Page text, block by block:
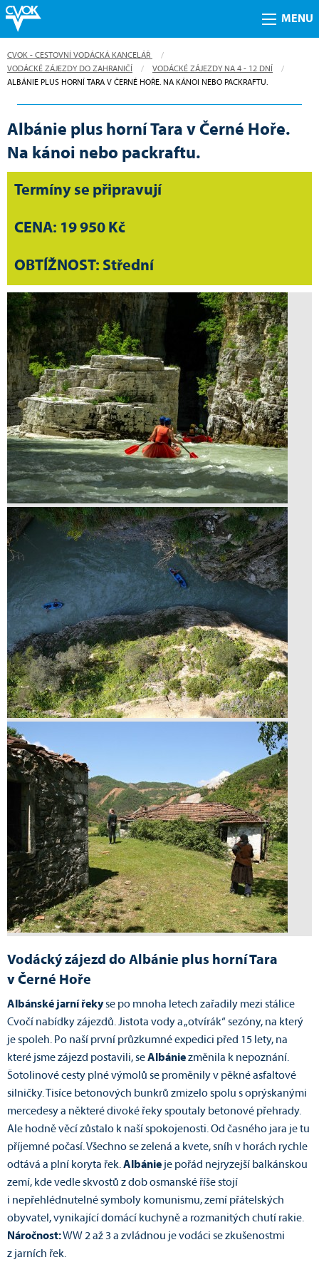
MENU
CVOK - CESTOVNÍ VODÁCKÁ KANCELÁŘ
VODÁCKÉ ZÁJEZDY DO ZAHRANIČÍ
VODÁCKÉ ZÁJEZDY NA 4 - 12 DNÍ
CURRENT:
ALBÁNIE PLUS HORNÍ TARA V ČERNÉ HOŘE. NA KÁNOI NEBO PACKRAFTU.
Albánie plus horní Tara v Černé Hoře.
Na kánoi nebo packraftu.
Termíny se připravují
CENA: 19 950 Kč
OBTÍŽNOST: Střední
Vodácký zájezd do Albánie plus horní Tara
v Černé Hoře
Albánské jarní řekyse po mnoha letech zařadily mezi stálice
Cvočí nabídky zájezdů. Jistota vody a „otvírák“ sezóny, na který
je spoleh. Po naší první průzkumné expedici před 15 lety, na
které jsme zájezd postavili, seAlbániezměnila k nepoznání.
Šotolinové cesty plné výmolů se proměnily v pěkné asfaltové
silničky. Tisíce betonových bunkrů zmizelo spolu s oprýskanými
mercedesy a některé divoké řeky spoutaly betonové přehrady.
Ale hodně věcí zůstalo k naší spokojenosti. Od časného jara je tu
příjemné počasí. Všechno se zelená a kvete, sníh v horách rychle
odtává a plní koryta řek.Albánie je pořád nejryzejší balkánskou
zemí, kde vedle skvostů z dob osmanské říše stojí
i nepřehlédnutelné symboly komunismu, zemí přátelských
obyvatel, vynikající domácí kuchyně a rozmanitých chutí rakie.
Náročnost:WW 2 až 3 a zvládnou je vodáci se zkušenostmi
z jarních řek.